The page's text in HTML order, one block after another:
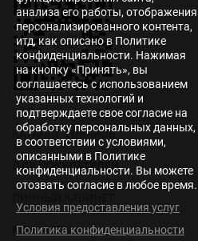
КАТАЛОГ ТОВАРОВ
ДЛЯ ПОКУПАТЕЛЕЙ
КОНТАКТЫ
анализа его работы, отображения
персонализированного контента,
итд, как описано в Политике
конфиденциальности. Нажимая
на кнопку «Принять», вы
соглашаетесь с использованием
указанных технологий и
подтверждаете свое согласие на
обработку персональных данных,
в соответствии с условиями,
описанными в Политике
конфиденциальности. Вы можете
отозвать согласие в любое время.
Условия предоставления услуг
Политика конфиденциальности